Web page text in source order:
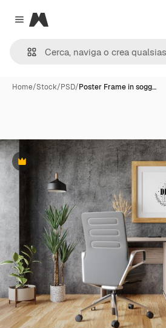
Close menu
Magnific
Home/Stock/PSD/Poster Frame in sogg…
Premium